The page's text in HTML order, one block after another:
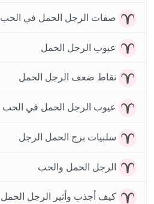
صفات الرجل الحمل في الحب
عيوب الرجل الحمل
نقاط ضعف الرجل الحمل
عيوب الرجل الحمل في الحب
سلبيات برج الحمل الرجل
الرجل الحمل والحب
كيف أجذب وأثير الرجل الحمل